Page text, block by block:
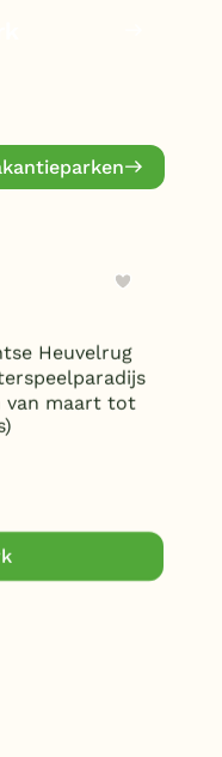
Heuvelrug
van maart tot